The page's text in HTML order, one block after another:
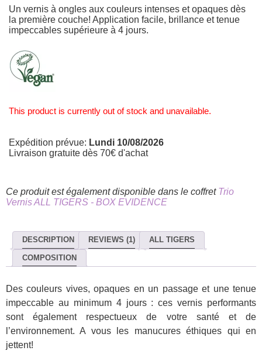
out of 5
based on
customer
rating
Un vernis à ongles aux couleurs intenses et opaques dès
la première couche! Application facile, brillance et tenue
impeccables supérieure à 4 jours.
This product is currently out of stock and unavailable.
Expédition prévue: Lundi 10/08/2026
Livraison gratuite dès 70€ d'achat
Ce produit est également disponible dans le coffret Trio
Vernis ALL TIGERS - BOX EVIDENCE
DESCRIPTION REVIEWS (1) ALL TIGERS
COMPOSITION
Des couleurs vives, opaques en un passage et une tenue
impeccable au minimum 4 jours : ces vernis performants
sont également respectueux de votre santé et de
l’environnement. A vous les manucures éthiques qui en
jettent!